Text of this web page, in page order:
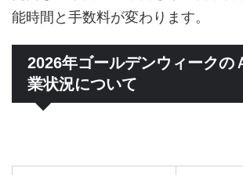
能時間と手数料が変わります。
2026年ゴールデンウィークの
業状況について